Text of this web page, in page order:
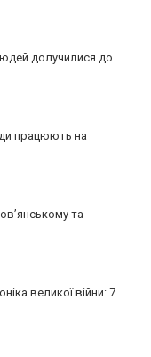
долучилися до
працюють на
та
великої війни: 7